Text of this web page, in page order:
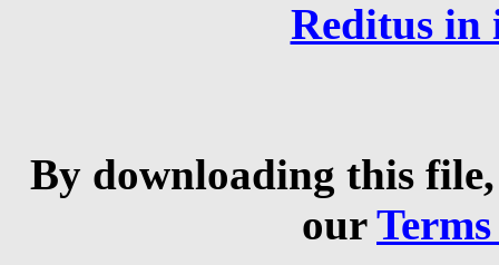
Reditus in
By downloading this
our